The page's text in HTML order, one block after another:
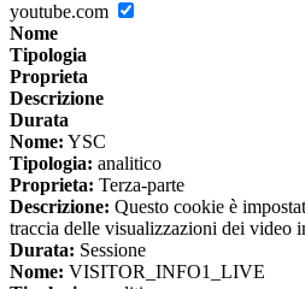
youtube.com
Nome
Tipologia
Proprieta
Descrizione
Durata
Nome: YSC
Tipologia: analitico
Proprieta: Terza-parte
Descrizione: Questo cookie è
traccia delle visualizzazioni dei video
Durata: Sessione
Nome: VISITOR_INFO1_LIVE